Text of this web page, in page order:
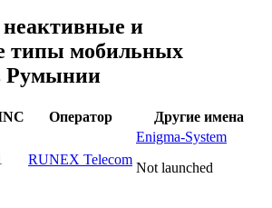
и
типы мобильных
Румынии
Оператор Другие имена
RUNEX Telecom
Enigma-System
Not launched